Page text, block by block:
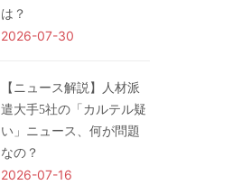
は？
2026-07-30
【ニュース解説】人材派
遣大手5社の「カルテル疑
い」ニュース、何が問題
なの？
2026-07-16